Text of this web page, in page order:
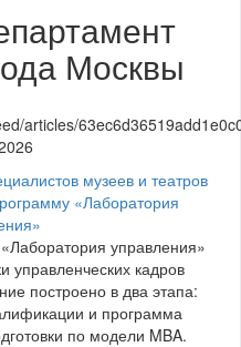
Москвы
музеев и театров
«Лаборатория
управления»
управленческих кадров
построено в два этапа:
и программа
по модели MBA.